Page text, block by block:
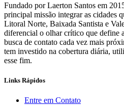
Fundado por Laerton Santos em
principal missão integrar as cidades
Litoral Norte, Baixada Santista e
diferencial o olhar crítico que define
busca de contato cada vez mais
tem investido na cobertura diária,
esse fim.
Links Rápidos
Entre em Contato